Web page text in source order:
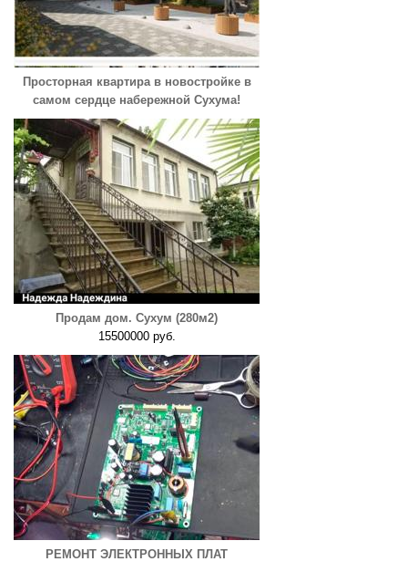
Просторная квартира в новостройке в
самом сердце набережной Сухума!
Продам дом. Сухум (280м2)
15500000 руб.
РЕМОНТ ЭЛЕКТРОННЫХ ПЛАТ